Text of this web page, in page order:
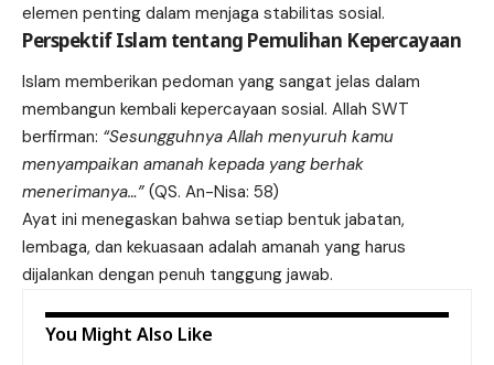
elemen penting dalam menjaga stabilitas sosial.
Perspektif Islam tentang Pemulihan Kepercayaan
Islam memberikan pedoman yang sangat jelas dalam
membangun kembali kepercayaan sosial. Allah SWT
berfirman: “Sesungguhnya Allah menyuruh kamu
menyampaikan amanah kepada yang berhak
menerimanya…” (QS. An-Nisa: 58)
Ayat ini menegaskan bahwa setiap bentuk jabatan,
lembaga, dan kekuasaan adalah amanah yang harus
dijalankan dengan penuh tanggung jawab.
You Might Also Like